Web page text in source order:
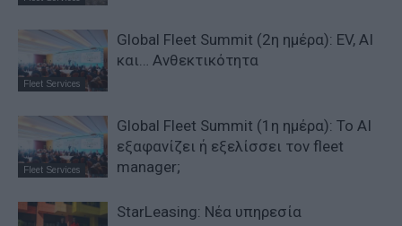
Fleet Services
Global Fleet Summit (2η ημέρα): EV, AI
και… Ανθεκτικότητα
Fleet Services
Global Fleet Summit (1η ημέρα): Το ΑΙ
εξαφανίζει ή εξελίσσει τον fleet
manager;
StarLeasing: Νέα υπηρεσία